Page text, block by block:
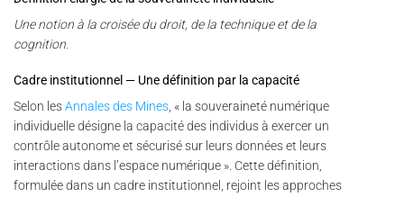
Une notion à la croisée du droit, de la technique et de la
cognition.
Cadre institutionnel — Une définition par la capacité
Selon lesAnnales des Mines , « la souveraineté numérique
individuelle désigne la capacité des individus à exercer un
contrôle autonome et sécurisé sur leurs données et leurs
interactions dans l’espace numérique ». Cette définition,
formulée dans un cadre institutionnel, rejoint les approches